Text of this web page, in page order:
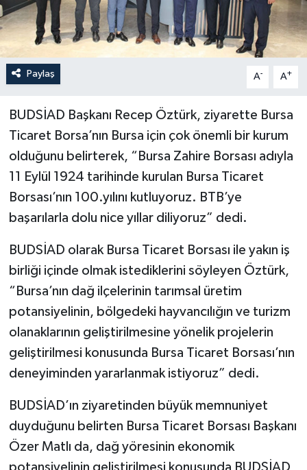
Paylaş A- A+
BUDSİAD Başkanı Recep Öztürk, ziyarette Bursa
Ticaret Borsa’nın Bursa için çok önemli bir kurum
olduğunu belirterek, “Bursa Zahire Borsası adıyla
11 Eylül 1924 tarihinde kurulan Bursa Ticaret
Borsası’nın 100.yılını kutluyoruz. BTB’ye
başarılarla dolu nice yıllar diliyoruz” dedi.
BUDSİAD olarak Bursa Ticaret Borsası ile yakın iş
birliği içinde olmak istediklerini söyleyen Öztürk,
“Bursa’nın dağ ilçelerinin tarımsal üretim
potansiyelinin, bölgedeki hayvancılığın ve turizm
olanaklarının geliştirilmesine yönelik projelerin
geliştirilmesi konusunda Bursa Ticaret Borsası’nın
deneyiminden yararlanmak istiyoruz” dedi.
BUDSİAD’ın ziyaretinden büyük memnuniyet
duyduğunu belirten Bursa Ticaret Borsası Başkanı
Özer Matlı da, dağ yöresinin ekonomik